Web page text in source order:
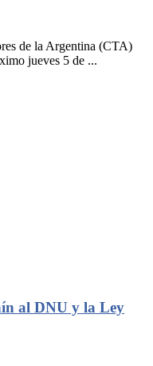
de la Argentina (CTA)
jueves 5 de ...
al DNU y la Ley